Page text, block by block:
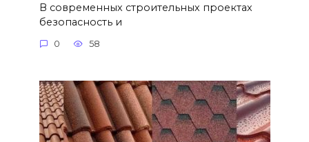
В современных строительных проектах
безопасность и
0 58